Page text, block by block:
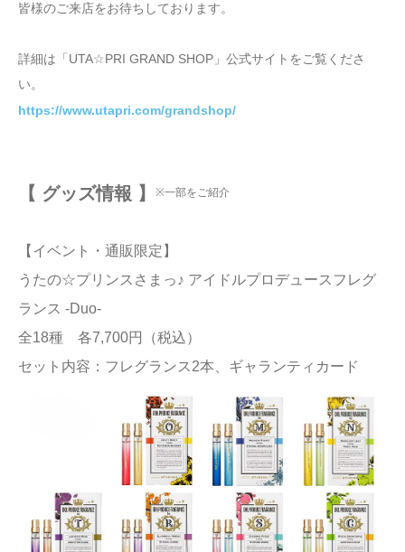
皆様のご来店をお待ちしております。
詳細は「UTA☆PRI GRAND SHOP」公式サイトをご覧くださ
い。
https://www.utapri.com/grandshop/
【 グッズ情報 】 ※一部をご紹介
【イベント・通販限定】
うたの☆プリンスさまっ♪ アイドルプロデュースフレグ
ランス -Duo-
全18種 各7,700円（税込）
セット内容：フレグランス2本、ギャランティカード